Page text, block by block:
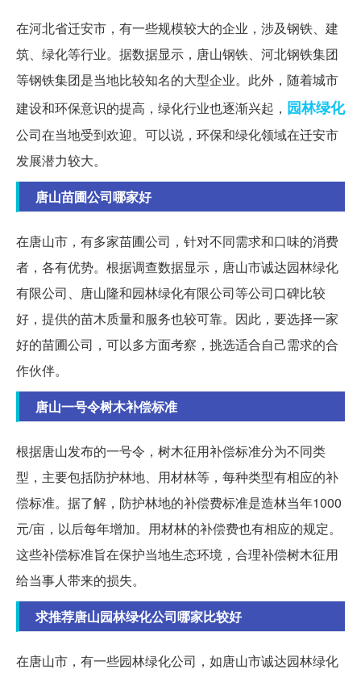
在河北省迁安市，有一些规模较大的企业，涉及钢铁、建
筑、绿化等行业。据数据显示，唐山钢铁、河北钢铁集团
等钢铁集团是当地比较知名的大型企业。此外，随着城市
建设和环保意识的提高，绿化行业也逐渐兴起， 园林绿化
公司在当地受到欢迎。可以说，环保和绿化领域在迁安市
发展潜力较大。
唐山苗圃公司哪家好
在唐山市，有多家苗圃公司，针对不同需求和口味的消费
者，各有优势。根据调查数据显示，唐山市诚达园林绿化
有限公司、唐山隆和园林绿化有限公司等公司口碑比较
好，提供的苗木质量和服务也较可靠。因此，要选择一家
好的苗圃公司，可以多方面考察，挑选适合自己需求的合
作伙伴。
唐山一号令树木补偿标准
根据唐山发布的一号令，树木征用补偿标准分为不同类
型，主要包括防护林地、用材林等，每种类型有相应的补
偿标准。据了解，防护林地的补偿费标准是造林当年1000
元/亩，以后每年增加。用材林的补偿费也有相应的规定。
这些补偿标准旨在保护当地生态环境，合理补偿树木征用
给当事人带来的损失。
求推荐唐山园林绿化公司哪家比较好
在唐山市，有一些园林绿化公司，如唐山市诚达园林绿化